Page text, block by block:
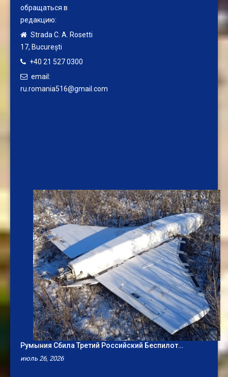
обращаться в
редакцию:
Strada C. A. Rosetti
17, București
+40 21 527 0300
email:
ru.romania516@gmail.com
Румыния Сбила Третий Российский Беспилот…
июль 26, 2026